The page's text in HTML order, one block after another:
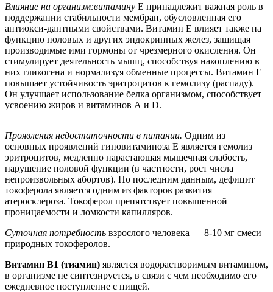
Влияние на организм:витамину Е принадлежит важная роль в
поддержании стабильности мембран, обусловленная его
антиокси-дантными свойствами. Витамин Е влияет также на
функцию половых и других эндокринных желез, защищая
производимые ими гормоны от чрезмерного окисления. Он
стимулирует деятельность мышц, способствуя накоплению в
них гликогена и нормализуя обменные процессы. Витамин Е
повышает устойчивость эритроцитов к гемолизу (распаду).
Он улучшает использование белка организмом, способствует
усвоению жиров и витаминов А и D.
Проявления недостаточности в питании. Одним из
основных проявлений гиповитаминоза Е является гемолиз
эритроцитов, медленно нарастающая мышечная слабость,
нарушение половой функции (в частности, рост числа
непроизвольных абортов). По последним данным, дефицит
токоферола является одним из факторов развития
атеросклероза. Токоферол препятствует повышенной
проницаемости и ломкости капилляров.
Суточная потребность взрослого человека — 8-10 мг смеси
природных токоферолов.
Витамин В1 (тиамин) является водорастворимым витамином,
в организме не синтезируется, в связи с чем необходимо его
ежедневное поступление с пищей.